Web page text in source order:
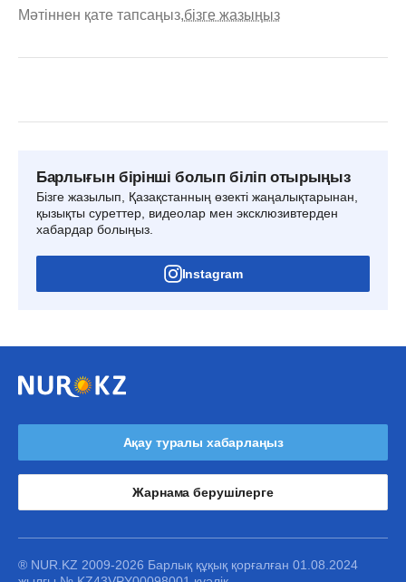
Мәтіннен қате тапсаңыз,бізге жазыңыз
Барлығын бірінші болып біліп отырыңыз
Бізге жазылып, Қазақстанның өзекті жаңалықтарынан,
қызықты суреттер, видеолар мен эксклюзивтерден
хабардар болыңыз.
Instagram
Ақау туралы хабарлаңыз
Жарнама берушілерге
® NUR.KZ 2009-2026 Барлық құқық қорғалған 01.08.2024